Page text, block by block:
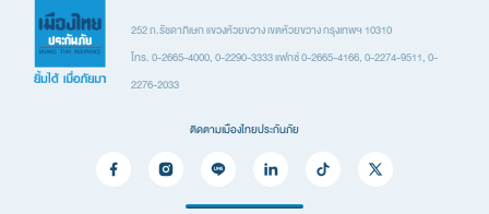
ประกันรถยนต์
ประกันเดินทาง
ประกันที่อยู่อาศัยและทรัพย์สิน
252 ถ.รัชดาภิเษก แขวงห้วยขวาง เขตห้วยขวาง กรุงเทพฯ 10310
โทร. 0-2665-4000, 0-2290-3333 แฟกซ์ 0-2665-4166, 0-2274-9511, 0-
2276-2033
ติดตามเมืองไทยประกันภัย